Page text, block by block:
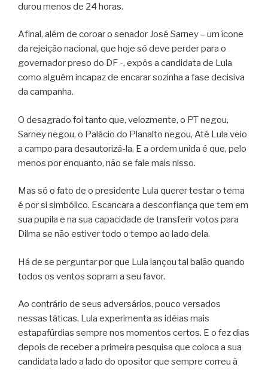
durou menos de 24 horas.
Afinal, além de coroar o senador José Sarney – um ícone
da rejeição nacional, que hoje só deve perder para o
governador preso do DF -, expôs a candidata de Lula
como alguém incapaz de encarar sozinha a fase decisiva
da campanha.
O desagrado foi tanto que, velozmente, o PT negou,
Sarney negou, o Palácio do Planalto negou, Até Lula veio
a campo para desautorizá-la. E a ordem unida é que, pelo
menos por enquanto, não se fale mais nisso.
Mas só o fato de o presidente Lula querer testar o tema
é por si simbólico. Escancara a desconfiança que tem em
sua pupila e na sua capacidade de transferir votos para
Dilma se não estiver todo o tempo ao lado dela.
Há de se perguntar por que Lula lançou tal balão quando
todos os ventos sopram a seu favor.
Ao contrário de seus adversários, pouco versados
nessas táticas, Lula experimenta as idéias mais
estapafúrdias sempre nos momentos certos. E o fez dias
depois de receber a primeira pesquisa que coloca a sua
candidata lado a lado do opositor que sempre correu à